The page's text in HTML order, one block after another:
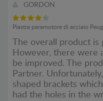
GORDON
Piastra paramotore di acciaio
The overall product
However, there were
be improved. The
Partner.
shaped brackets
had the holes in the